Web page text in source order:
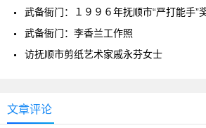
武备衙门：１９９６年抚顺市“严打能手”
武备衙门：李香兰工作照
访抚顺市剪纸艺术家戚永芬女士
文章评论